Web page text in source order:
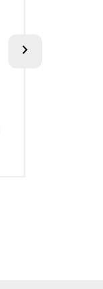
chevron_right